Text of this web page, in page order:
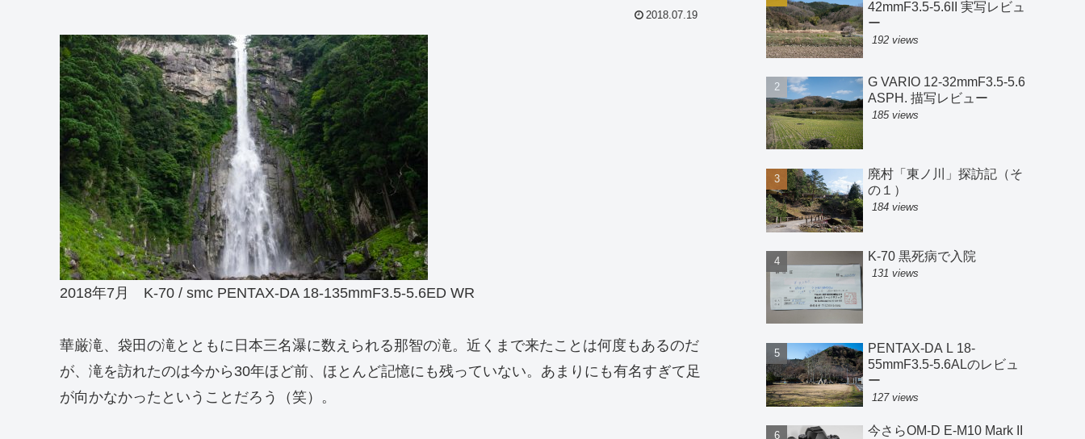
2018.07.19
2018年7月 K-70 / smc PENTAX-DA 18-135mmF3.5-5.6ED WR
華厳滝、袋田の滝とともに日本三名瀑に数えられる那智の滝。近くまで来たことは何度もあるのだ
が、滝を訪れたのは今から30年ほど前、ほとんど記憶にも残っていない。あまりにも有名すぎて足
が向かなかったということだろう（笑）。
42mmF3.5-5.6II 実写レビュ
ー
192 views
G VARIO 12-32mmF3.5-5.6
ASPH. 描写レビュー
185 views
廃村「東ノ川」探訪記（そ
の１）
184 views
K-70 黒死病で入院
131 views
PENTAX-DA L 18-
55mmF3.5-5.6ALのレビュ
ー
127 views
今さらOM-D E-M10 Mark II